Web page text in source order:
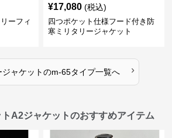
ーフィ
¥17,080 (税込)
四つポケット仕様フード付き防
寒ミリタリージャケット
ジャケットのm-65タイプ一覧へ ›
A2ジャケットのおすすめアイテム